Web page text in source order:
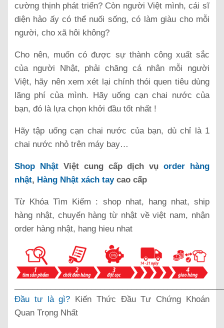
cường thịnh phát triển? Còn người Việt mình, cái sĩ
diện hảo ấy có thể nuối sống, có làm giàu cho mỗi
người, cho xã hôi không?
Cho nên, muốn có được sự thành công xuất sắc
của người Nhật, phải chăng cá nhân mỗi người
Việt, hãy nên xem xét lại chính thói quen tiêu dùng
lãng phí của mình. Hãy uống cạn chai nước của
bạn, đó là lựa chọn khởi đầu tốt nhất !
Hãy tập uống cạn chai nước của bạn, dù chỉ là 1
chai nước nhỏ trên máy bay…
Shop NhậtViệt cung cấp dịch vụorder hàng
nhật, Hàng Nhật xách taycao cấp
Từ Khóa Tìm Kiếm : shop nhat, hang nhat, ship
hàng nhật, chuyển hàng từ nhật về việt nam, nhận
order hàng nhật, hang hieu nhat
Đầu tư là gì? Kiến Thức Đầu Tư Chứng Khoán
Quan Trọng Nhất